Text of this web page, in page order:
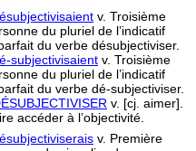
v. Troisième
du pluriel de l’indicatif
du verbe désubjectiviser.
subjectivisaient v. Troisième
du pluriel de l’indicatif
du verbe dé-subjectiviser.
v. [cj. aimer].
accéder à l’objectivité.
v. Première